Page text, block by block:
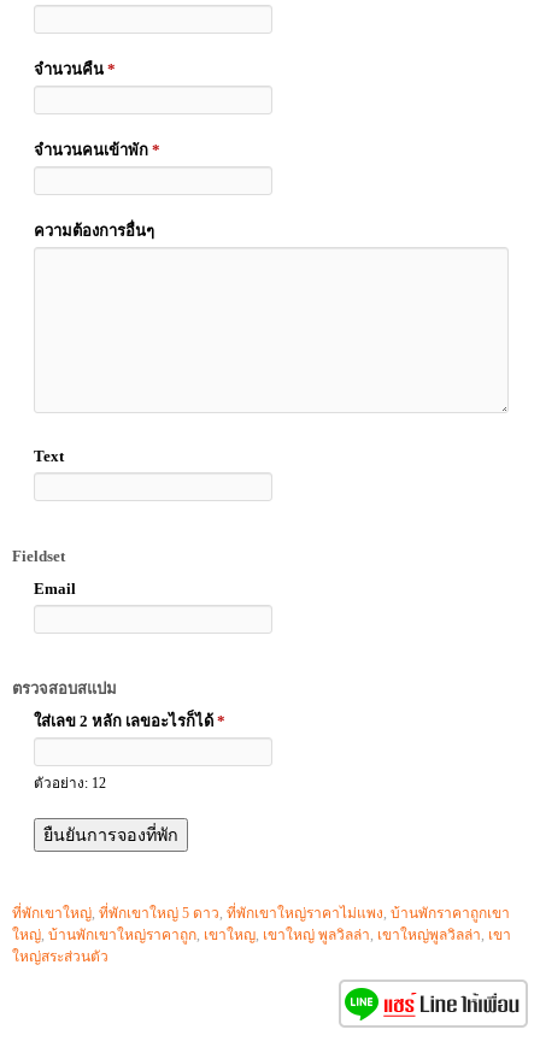
จำนวนคืน *
จำนวนคนเข้าพัก *
ความต้องการอื่นๆ
Text
Fieldset
Email
ตรวจสอบสแปม
ใส่เลข 2 หลัก เลขอะไรก็ได้ *
ตัวอย่าง: 12
ที่พักเขาใหญ่, ที่พักเขาใหญ่ 5 ดาว, ที่พักเขาใหญ่ราคาไม่แพง, บ้านพักราคาถูกเขา
ใหญ่, บ้านพักเขาใหญ่ราคาถูก, เขาใหญ, เขาใหญ่ พูลวิลล่า, เขาใหญ่พูลวิลล่า, เขา
ใหญ่สระส่วนตัว